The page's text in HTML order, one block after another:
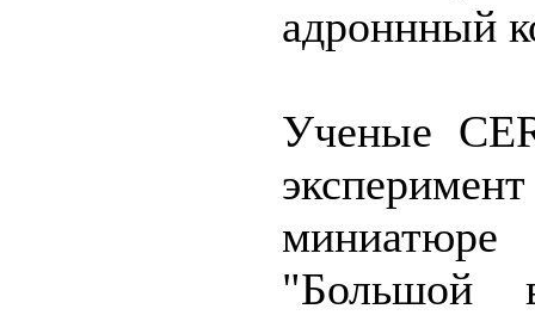
адроннный
Ученые
"Большой